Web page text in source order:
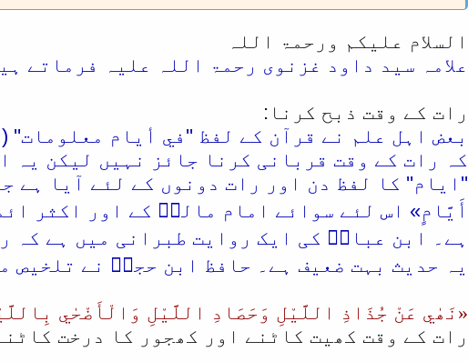
السلام علیکم ورحمۃ اللہ
علامہ سید داود غزنوی رحمۃ اللہ علیہ فرماتے
رات کے وقت ذبح کرنا:
بعض اہل علم نے قرآن کے لفظ ''في أیام معلومات''
کہ رات کے وقت قربانی کرنا جائز نہیں لیکن یہ
''ایام'' کا لفظ دن اور رات دونوں کے لئے آیا ہے
أَيَّامٍ» اس لئے سوائے امام مالکؒ کے اور اکثر
ہے۔ ابن عباسؓ کی ایک روایت طبرانی میں ہے کہ
یہ حدیث بہت ضعیف ہے۔ حافظ ابن حجرؒ نے تلخیص
«نَھٰي عَنْ جُذَاذِ اللَّيْلِ وَحَصَادِ اللَّيْلِ وَالْأَضْحٰي
رات کے وقت کھیت کاٹنے اور کھجور کا درخت